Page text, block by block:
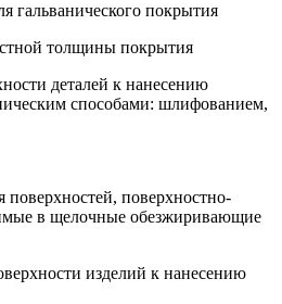
гальванического покрытия
толщины покрытия
деталей к нанесению
способами: шлифованием,
поверхностно-
в щелочные обезжиривающие
изделий к нанесению